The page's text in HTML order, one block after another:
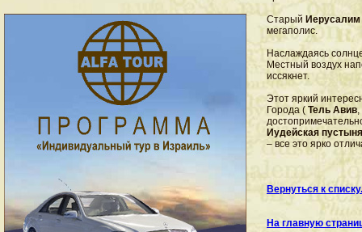
Старый Иерусалим
мегаполис.
Наслаждаясь
Местный воздух
иссякнет.
Этот яркий
Города ( Тель Авив,
Иудейская пустыня
– все это ярко
Вернуться к
На главную